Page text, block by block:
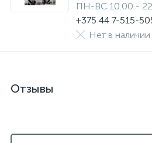
ПН-ВС 10:00 -
+375 44 7-515-
Нет в наличии
Отзывы